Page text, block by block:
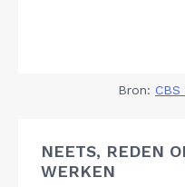
Bron:
NEETS, REDEN
WERKEN